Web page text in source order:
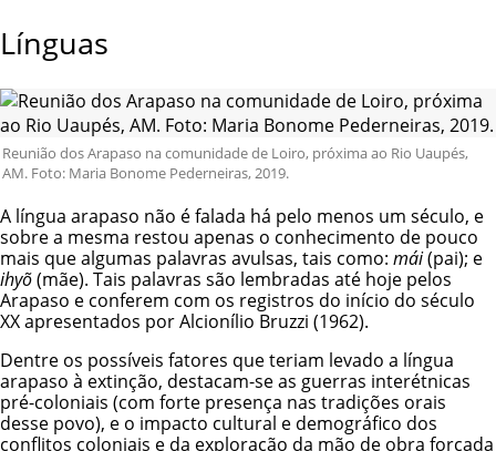
Línguas
Reunião dos Arapaso na comunidade de Loiro, próxima ao Rio Uaupés,
AM. Foto: Maria Bonome Pederneiras, 2019.
A língua arapaso não é falada há pelo menos um século, e
sobre a mesma restou apenas o conhecimento de pouco
mais que algumas palavras avulsas, tais como: mái(pai); e
ihyõ(mãe). Tais palavras são lembradas até hoje pelos
Arapaso e conferem com os registros do início do século
XX apresentados por Alcionílio Bruzzi (1962).
Dentre os possíveis fatores que teriam levado a língua
arapaso à extinção, destacam-se as guerras interétnicas
pré-coloniais (com forte presença nas tradições orais
desse povo), e o impacto cultural e demográfico dos
conflitos coloniais e da exploração da mão de obra forçada